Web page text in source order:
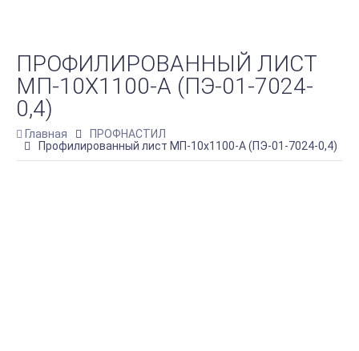
ПРОФИЛИРОВАННЫЙ ЛИСТ
МП-10Х1100-A (ПЭ-01-7024-
0,4)
Главная
ПРОФНАСТИЛ
Профилированный лист МП-10х1100-A (ПЭ-01-7024-0,4)